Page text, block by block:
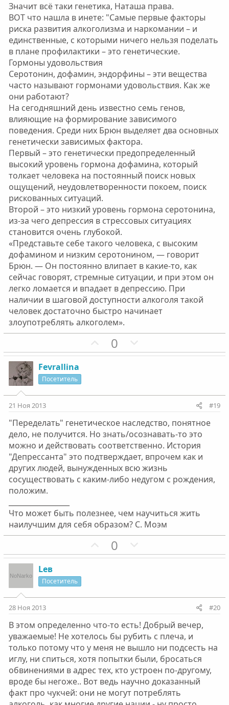
Нажмите для раскрытия...
Диагноз наркомания не ставится только по
присутствию вещества в крови.Подразумевает
зависимость от хим.веществ.
Психическую зависимость.
Почти все подростки пробуют психоактивные
вещества.Алкоголь вообще все пробуют (это тоже
наркотик). А дальше у каждого свой сценарий...
Значит всё таки генетика, Наташа права.
ВОТ что нашла в инете: "Самые первые факторы
риска развития алкоголизма и наркомании – и
единственные, с которыми ничего нельзя поделать
в плане профилактики – это генетические.
Гормоны удовольствия
Серотонин, дофамин, эндорфины – эти вещества
часто называют гормонами удовольствия. Как же
они работают?
На сегодняшний день известно семь генов,
влияющие на формирование зависимого
поведения. Среди них Брюн выделяет два основных
генетически зависимых фактора.
Первый – это генетически предопределенный
высокий уровень гормона дофамина, который
толкает человека на постоянный поиск новых
ощущений, неудовлетворенности покоем, поиск
рискованных ситуаций.
Второй – это низкий уровень гормона серотонина,
из-за чего депрессия в стрессовых ситуациях
становится очень глубокой.
«Представьте себе такого человека, с высоким
дофамином и низким серотонином, — говорит
Брюн. — Он постоянно влипает в какие-то, как
сейчас говорят, стремные ситуации, и при этом он
легко ломается и впадает в депрессию. При
наличии в шаговой доступности алкоголя такой
человек достаточно быстро начинает
злоупотреблять алкоголем».
П
о
т
н
ы
й
г
о
с
0
е
т
н
ы
й
г
о
л
с
Fevrallina
Посетитель
21 Ноя 2013 #19
"Переделать" генетическое наследство, понятное
дело, не получится. Но знать/осознавать-то это
можно и действовать соответственно. История
"Депрессанта" это подтверждает, впрочем как и
других людей, вынужденных всю жизнь
сосуществовать с каким-либо недугом с рождения,
положим.
Что может быть полезнее, чем научиться жить
наилучшим для себя образом? С. Моэм
П
о
т
н
ы
й
г
о
л
0
е
т
в
н
ы
й
г
о
л
Lев
Посетитель
28 Ноя 2013 #20
В этом определенно что-то есть! Добрый вечер,
уважаемые! Не хотелось бы рубить с плеча, и
только потому что у меня не вышло ни подсесть на
иглу, ни спиться, хотя попытки были, бросаться
обвинениями в адрес тех, кто устроен по-другому,
вроде бы негоже.. Вот ведь научно доказанный
факт про чукчей: они не могут потреблять